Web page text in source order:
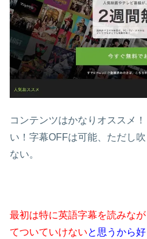
コンテンツはかなりオススメ
い！字幕OFFは可能、ただし
ない。
最初は特に英語字幕を読みな
てついていけないと思うから